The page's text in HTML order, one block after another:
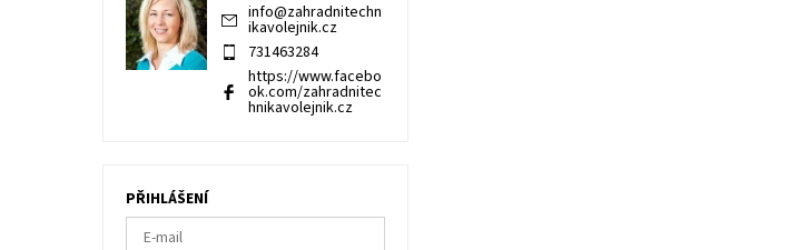
info@zahradnitechn
ikavolejnik.cz
731463284
https://www.facebo
ok.com/zahradnitec
hnikavolejnik.cz
PŘIHLÁŠENÍ